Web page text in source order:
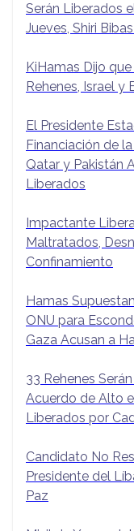
Serán Liberados
Jueves, Shiri
KiHamas Dijo
Rehenes, Israel y
El Presidente
Financiación de
Qatar y Pakistán
Liberados
Impactante
Maltratados,
Confinamiento
Hamas
ONU para
Gaza Acusan a
33 Rehenes
Acuerdo de Alto
Liberados por
Candidato No
Presidente del
Paz